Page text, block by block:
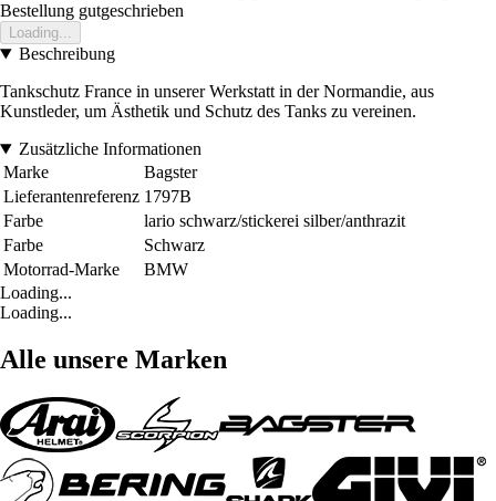
Bestellung gutgeschrieben
Loading...
Beschreibung
Tankschutz France in unserer Werkstatt in der Normandie, aus
Kunstleder, um Ästhetik und Schutz des Tanks zu vereinen.
Zusätzliche Informationen
Marke
Bagster
Lieferantenreferenz 1797B
Farbe
lario schwarz/stickerei silber/anthrazit
Farbe
Schwarz
Motorrad-Marke
BMW
Loading...
Loading...
Alle unsere Marken